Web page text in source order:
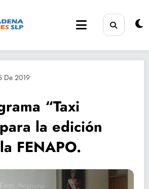
De 2019
“Taxi
la edición
FENAPO.